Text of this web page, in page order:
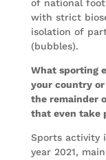
of national
with strict
isolation of
(bubbles).
What sporting
your country
the remainder
that even take
Sports activity
year 2021,